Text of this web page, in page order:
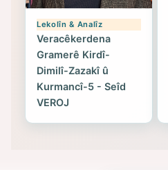
Lekolîn & Analîz
Veracêkerdena
Gramerê Kirdî-
Dimilî-Zazakî û
Kurmancî-5 - Seîd
VEROJ